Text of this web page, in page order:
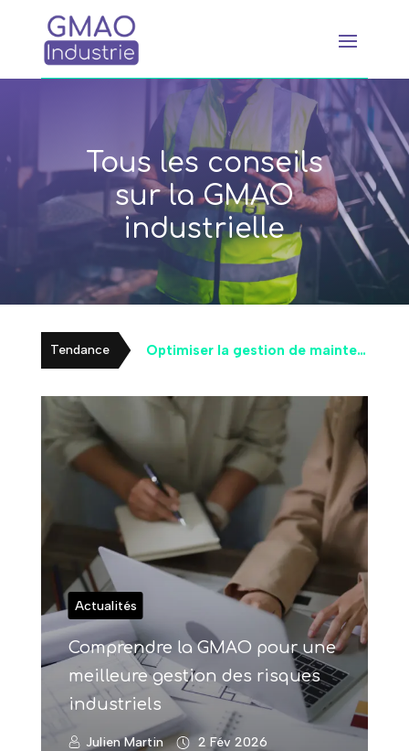
Tous les conseils
sur la GMAO
industrielle
Tendance Optimiser la gestion de maintenance avec les actifs numériques et la GMAO
Actualités
Comprendre la GMAO pour une
meilleure gestion des risques
industriels
Julien Martin 2 Fév 2026